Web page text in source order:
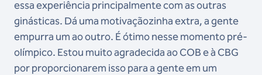
essa experiência principalmente com as outras
ginásticas. Dá uma motivaçãozinha extra, a gente
empurra um ao outro. É ótimo nesse momento pré-
olímpico. Estou muito agradecida ao COB e à CBG
por proporcionarem isso para a gente em um